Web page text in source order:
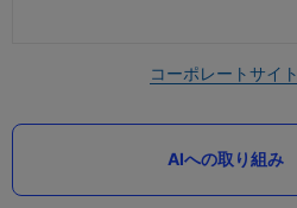
コーポレートサイト
AIへの取り組み